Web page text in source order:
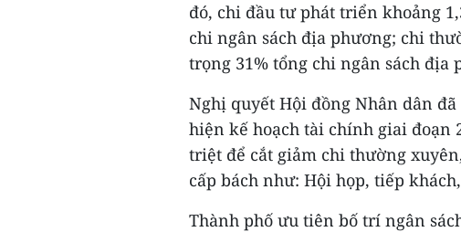
đó, chi đầu tư phát triển khoảng
chi ngân sách địa phương; chi
trọng 31% tổng chi ngân sách địa
Nghị quyết Hội đồng Nhân dân
hiện kế hoạch tài chính giai đoạn
triệt để cắt giảm chi thường
cấp bách như: Hội họp, tiếp
Thành phố ưu tiên bố trí ngân